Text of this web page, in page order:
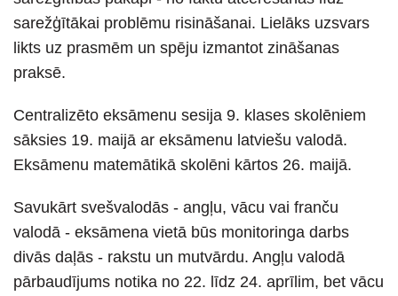
sarežģītākai problēmu risināšanai. Lielāks uzsvars
likts uz prasmēm un spēju izmantot zināšanas
praksē.
Centralizēto eksāmenu sesija 9. klases skolēniem
sāksies 19. maijā ar eksāmenu latviešu valodā.
Eksāmenu matemātikā skolēni kārtos 26. maijā.
Savukārt svešvalodās - angļu, vācu vai franču
valodā - eksāmena vietā būs monitoringa darbs
divās daļās - rakstu un mutvārdu. Angļu valodā
pārbaudījums notika no 22. līdz 24. aprīlim, bet vācu